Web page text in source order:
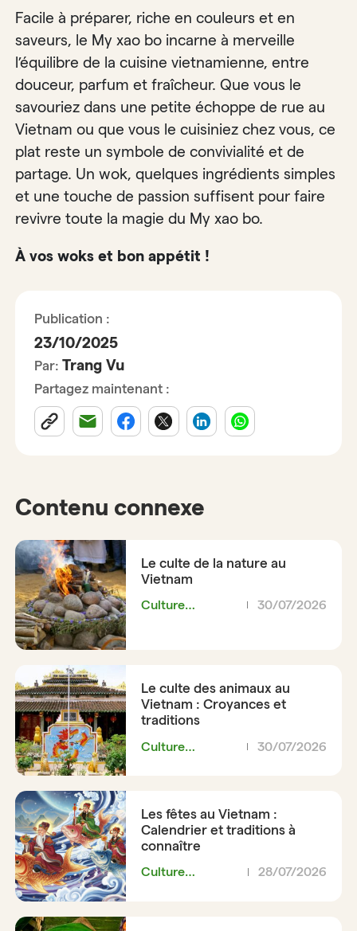
Facile à préparer, riche en couleurs et en
saveurs, le My xao bo incarne à merveille
l’équilibre de la cuisine vietnamienne, entre
douceur, parfum et fraîcheur. Que vous le
savouriez dans une petite échoppe de rue au
Vietnam ou que vous le cuisiniez chez vous, ce
plat reste un symbole de convivialité et de
partage. Un wok, quelques ingrédients simples
et une touche de passion suffisent pour faire
revivre toute la magie du My xao bo.
À vos woks et bon appétit !
Publication :
23/10/2025
Par: Trang Vu
Partagez maintenant :
Contenu connexe
Le culte de la nature au
Vietnam
Culture
30/07/2026
Le culte des animaux au
Vietnam : Croyances et
traditions
Culture
30/07/2026
Les fêtes au Vietnam :
Calendrier et traditions à
connaître
Culture
28/07/2026